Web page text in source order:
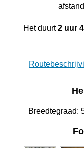
Het duurt2 uur
Breedtegraad: